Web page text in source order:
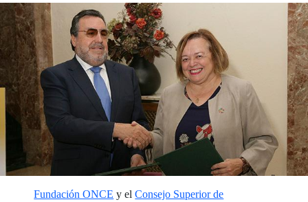
Fundación ONCE y elConsejo Superior de